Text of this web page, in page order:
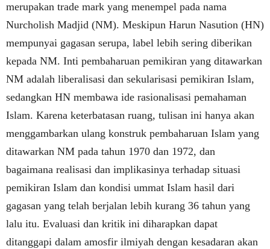
merupakan trade mark yang menempel pada nama
Nurcholish Madjid (NM). Meskipun Harun Nasution (HN)
mempunyai gagasan serupa, label lebih sering diberikan
kepada NM. Inti pembaharuan pemikiran yang ditawarkan
NM adalah liberalisasi dan sekularisasi pemikiran Islam,
sedangkan HN membawa ide rasionalisasi pemahaman
Islam. Karena keterbatasan ruang, tulisan ini hanya akan
menggambarkan ulang konstruk pembaharuan Islam yang
ditawarkan NM pada tahun 1970 dan 1972, dan
bagaimana realisasi dan implikasinya terhadap situasi
pemikiran Islam dan kondisi ummat Islam hasil dari
gagasan yang telah berjalan lebih kurang 36 tahun yang
lalu itu. Evaluasi dan kritik ini diharapkan dapat
ditanggapi dalam amosfir ilmiyah dengan kesadaran akan